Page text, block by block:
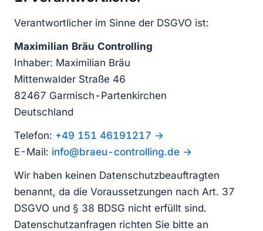
Verantwortlicher im Sinne der DSGVO ist:
Maximilian Bräu Controlling
Inhaber: Maximilian Bräu
Mittenwalder Straße 46
82467 Garmisch-Partenkirchen
Deutschland
Telefon: +49 151 46191217
E-Mail: info@braeu-controlling.de
Wir haben keinen Datenschutzbeauftragten
benannt, da die Voraussetzungen nach Art. 37
DSGVO und § 38 BDSG nicht erfüllt sind.
Datenschutzanfragen richten Sie bitte an